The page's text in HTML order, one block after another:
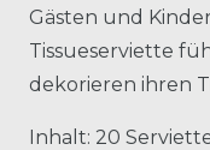
Gästen und
Tissueserviette
dekorieren ihren
Inhalt: 20